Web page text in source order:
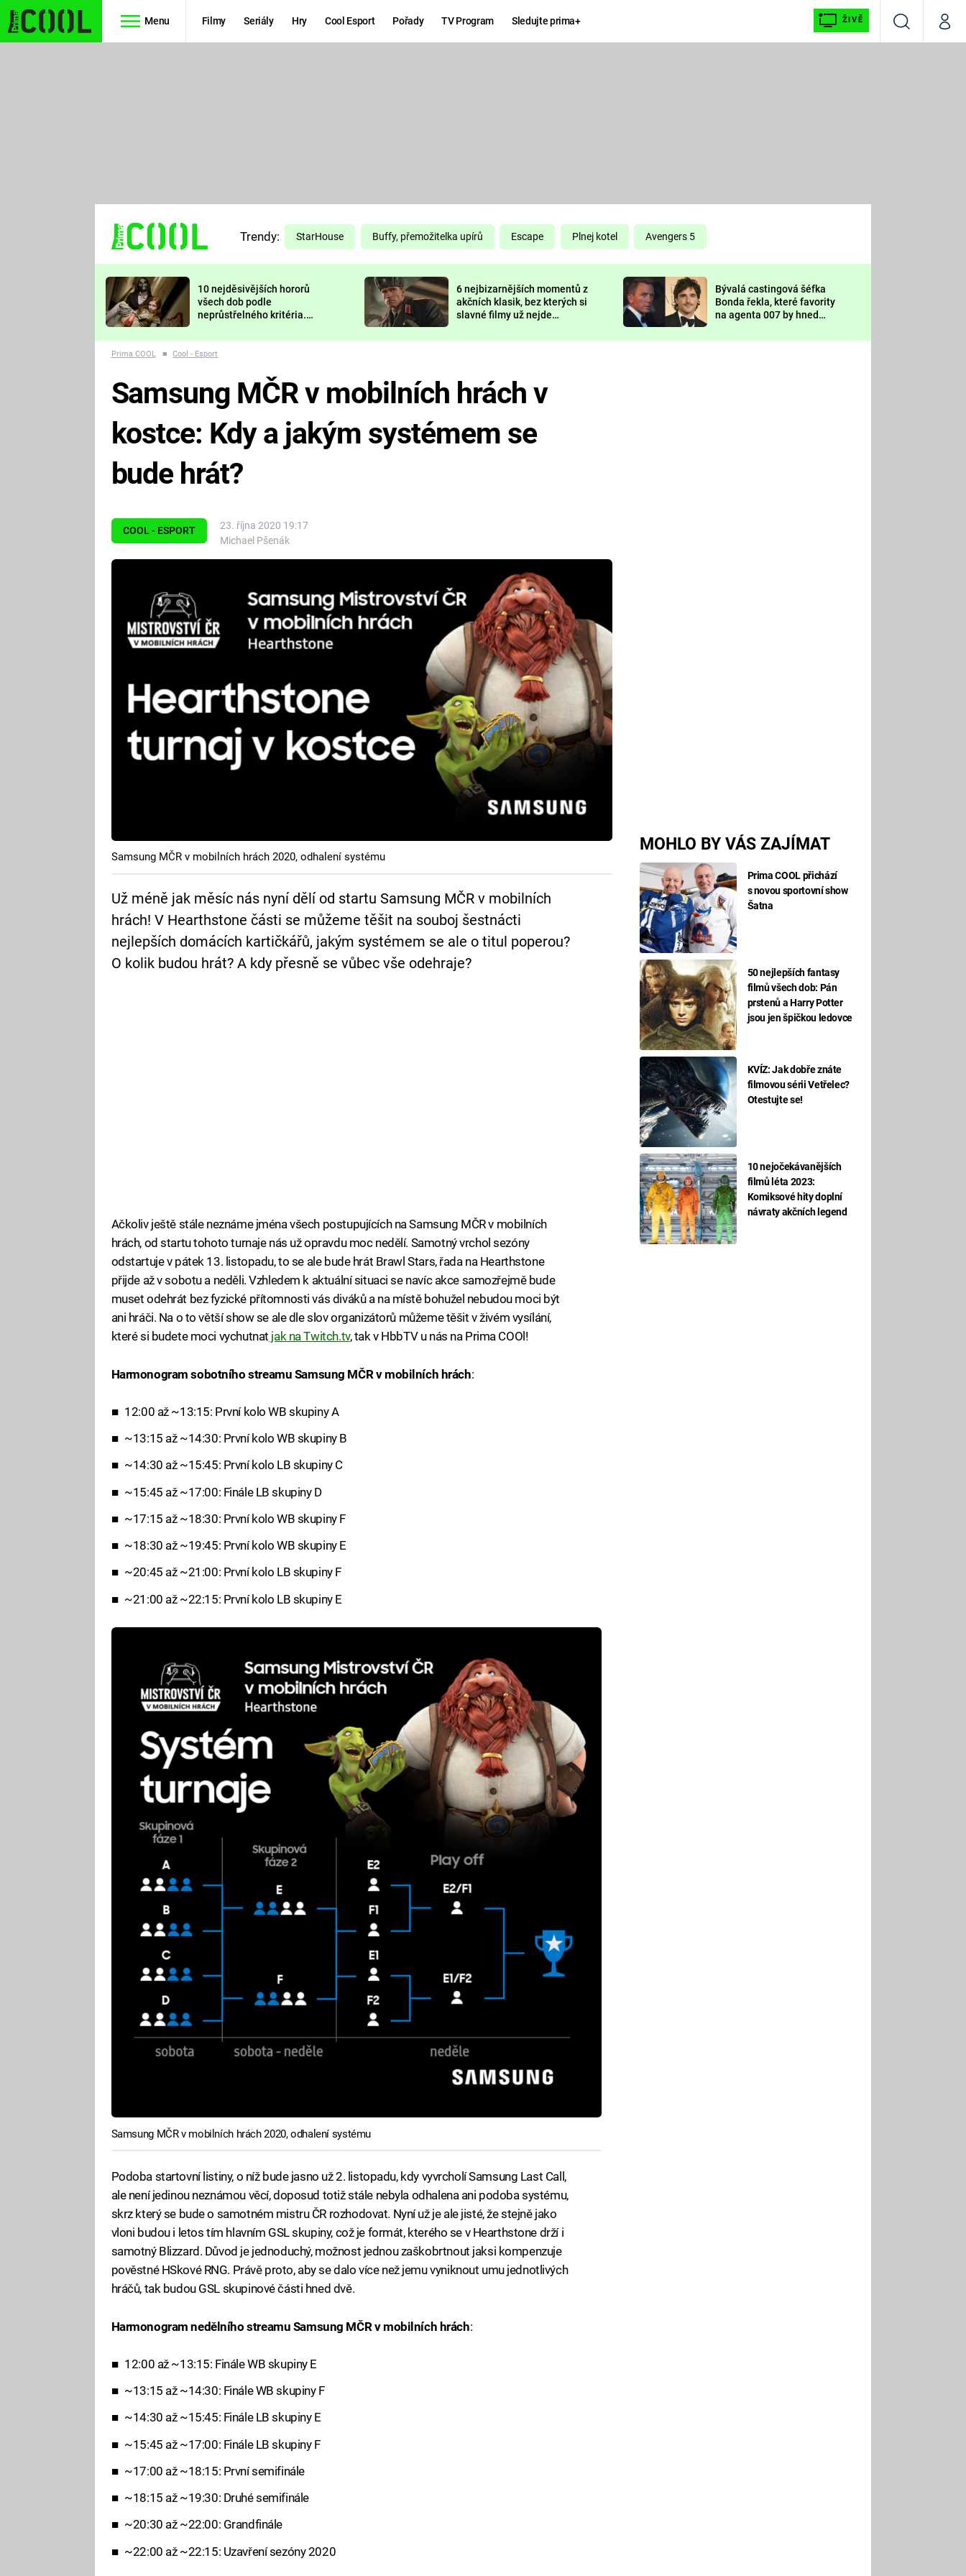
Menu Filmy Seriály Hry Cool Esport Pořady TV Program Sledujte prima+ ŽIVĚ
VyhledáváníMůj
TŘESKU
FUTURAMA
PREDÁTOR
DELIVERANCE
KOMEDIE
CHUCK
NORRIS
DEADPOOL
Prima LAJK
Sledujte nás
Trendy: StarHouse Buffy, přemožitelka upírů Escape Plnej kotel Avengers 5
10 nejděsivějších hororů
všech dob podle
neprůstřelného kritéria.
nejvíc zvednou tep?
6 nejbizarnějších momentů z
akčních klasik, bez kterých si
slavné filmy už nejde
Bývalá castingová šéfka
Bonda řekla, které favority
na agenta 007 by hned
Prima COOL ■ Cool - Esport
COOL - ESPORT
23. října 2020 19:17
Michael Pšenák
MOHLO BY VÁS ZAJÍMAT
Prima COOL přichází
s novou sportovní show
Šatna
50 nejlepších fantasy
filmů všech dob: Pán
prstenů a Harry Potter
jsou jen špičkou ledovce
KVÍZ: Jak dobře znáte
filmovou sérii Vetřelec?
Otestujte se!
10 nejočekávanějších
filmů léta 2023:
Komiksové hity doplní
návraty akčních legend
Samsung MČR v mobilních hrách v
kostce: Kdy a jakým systémem se
bude hrát?
Samsung MČR v mobilních hrách 2020, odhalení systému
Už méně jak měsíc nás nyní dělí od startu Samsung MČR v mobilních
hrách! V Hearthstone části se můžeme těšit na souboj šestnácti
nejlepších domácích kartičkářů, jakým systémem se ale o titul poperou?
O kolik budou hrát? A kdy přesně se vůbec vše odehraje?
Ačkoliv ještě stále neznáme jména všech postupujících na Samsung MČR v mobilních
hrách, od startu tohoto turnaje nás už opravdu moc nedělí. Samotný vrchol sezóny
odstartuje v pátek 13. listopadu, to se ale bude hrát Brawl Stars, řada na Hearthstone
přijde až v sobotu a neděli. Vzhledem k aktuální situaci se navíc akce samozřejmě bude
muset odehrát bez fyzické přítomnosti vás diváků a na místě bohužel nebudou moci být
ani hráči. Na o to větší show se ale dle slov organizátorů můžeme těšit v živém vysílání,
které si budete moci vychutnat jak na Twitch.tv, tak v HbbTV u nás na Prima COOl!
Harmonogram sobotního streamu Samsung MČR v mobilních hrách:
12:00 až ~13:15: První kolo WB skupiny A
~13:15 až ~14:30: První kolo WB skupiny B
~14:30 až ~15:45: První kolo LB skupiny C
~15:45 až ~17:00: Finále LB skupiny D
~17:15 až ~18:30: První kolo WB skupiny F
~18:30 až ~19:45: První kolo WB skupiny E
~20:45 až ~21:00: První kolo LB skupiny F
~21:00 až ~22:15: První kolo LB skupiny E
Samsung MČR v mobilních hrách 2020, odhalení systému
Podoba startovní listiny, o níž bude jasno už 2. listopadu, kdy vyvrcholí Samsung Last Call,
ale není jedinou neznámou věcí, doposud totiž stále nebyla odhalena ani podoba systému,
skrz který se bude o samotném mistru ČR rozhodovat. Nyní už je ale jisté, že stejně jako
vloni budou i letos tím hlavním GSL skupiny, což je formát, kterého se v Hearthstone drží i
samotný Blizzard. Důvod je jednoduchý, možnost jednou zaškobrtnout jaksi kompenzuje
pověstné HSkové RNG. Právě proto, aby se dalo více než jemu vyniknout umu jednotlivých
hráčů, tak budou GSL skupinové části hned dvě.
Harmonogram nedělního streamu Samsung MČR v mobilních hrách:
12:00 až ~13:15: Finále WB skupiny E
~13:15 až ~14:30: Finále WB skupiny F
~14:30 až ~15:45: Finále LB skupiny E
~15:45 až ~17:00: Finále LB skupiny F
~17:00 až ~18:15: První semifinále
~18:15 až ~19:30: Druhé semifinále
~20:30 až ~22:00: Grandfinále
~22:00 až ~22:15: Uzavření sezóny 2020